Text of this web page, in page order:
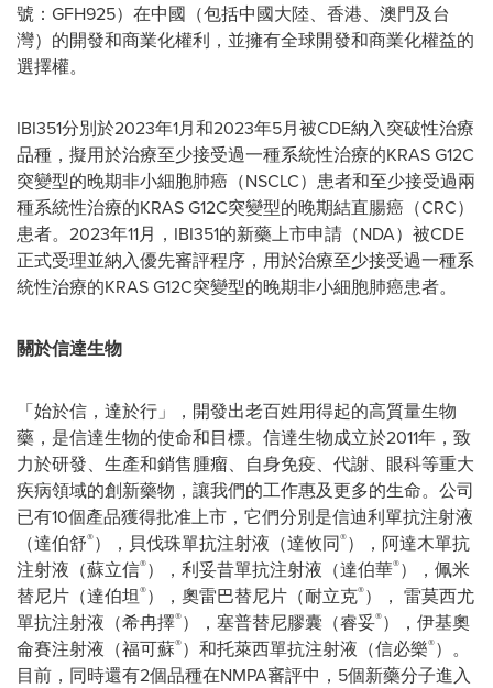
號：GFH925）在中國（包括中國大陸、香港、澳門及台
灣）的開發和商業化權利，並擁有全球開發和商業化權益的
選擇權。
IBI351分別於2023年1月和2023年5月被CDE納入突破性治療
品種，擬用於治療至少接受過一種系統性治療的KRAS G12C
突變型的晚期非小細胞肺癌（NSCLC）患者和至少接受過兩
種系統性治療的KRAS G12C突變型的晚期結直腸癌（CRC）
患者。2023年11月，IBI351的新藥上市申請（NDA）被CDE
正式受理並納入優先審評程序，用於治療至少接受過一種系
統性治療的KRAS G12C突變型的晚期非小細胞肺癌患者。
關於信達生物
「始於信，達於行」，開發出老百姓用得起的高質量生物
藥，是信達生物的使命和目標。信達生物成立於2011年，致
力於研發、生產和銷售腫瘤、自身免疫、代謝、眼科等重大
疾病領域的創新藥物，讓我們的工作惠及更多的生命。公司
已有10個產品獲得批准上市，它們分別是信迪利單抗注射液
（達伯舒®），貝伐珠單抗注射液（達攸同®），阿達木單抗
注射液（蘇立信®），利妥昔單抗注射液（達伯華®），佩米
替尼片（達伯坦®），奧雷巴替尼片（耐立克®）， 雷莫西尤
單抗注射液（希冉擇®），塞普替尼膠囊（睿妥®），伊基奧
侖賽注射液（福可蘇®）和托萊西單抗注射液（信必樂®）。
目前，同時還有2個品種在NMPA審評中，5個新藥分子進入